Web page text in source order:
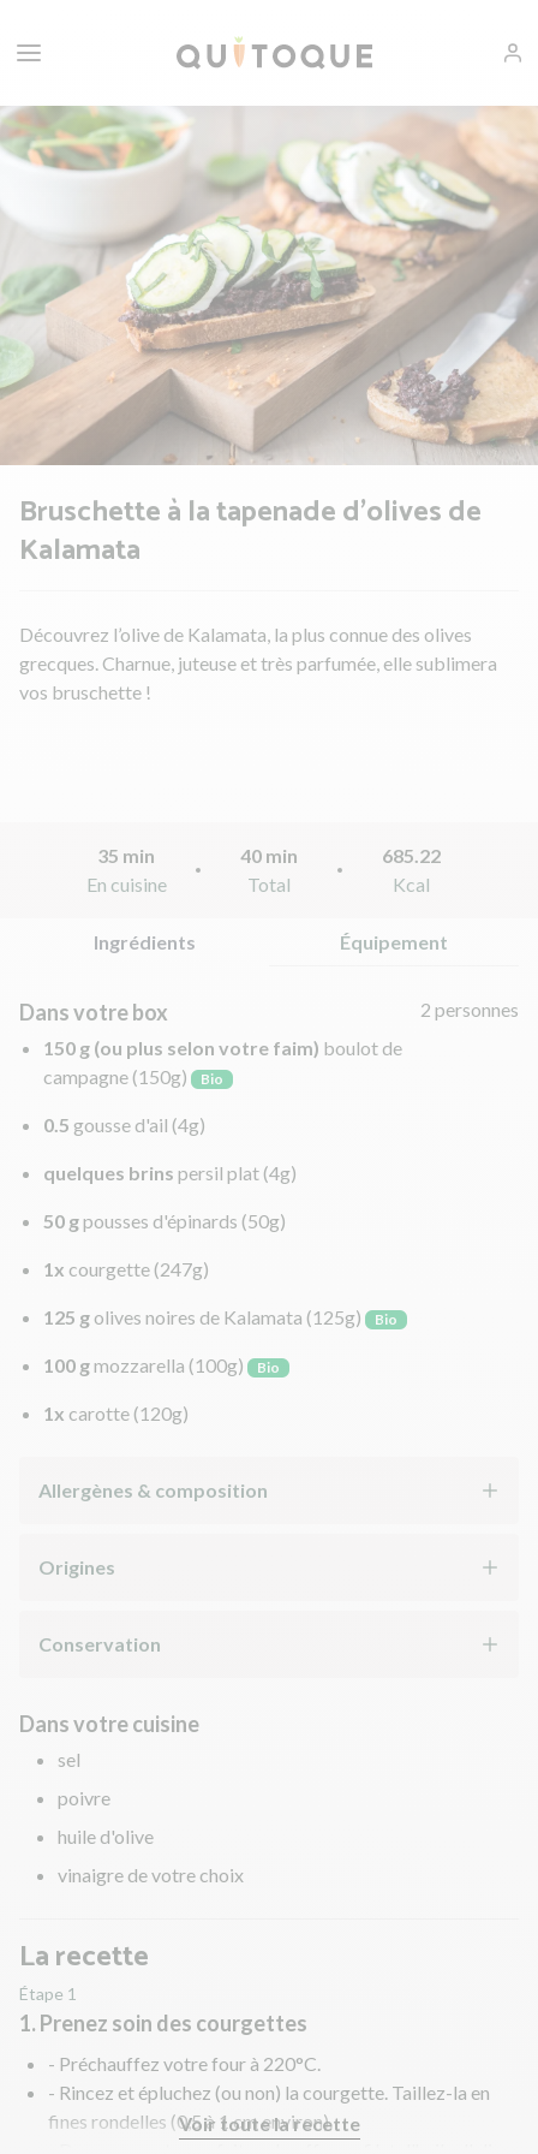
Bruschette à la tapenade d'olives de
Kalamata
Découvrez l’olive de Kalamata, la plus connue des olives
grecques. Charnue, juteuse et très parfumée, elle sublimera
vos bruschette !
35 min
En cuisine
40 min
Total
685.22
Kcal
Ingrédients Équipement
Dans votre box
2 personnes
150 g (ou plus selon votre faim) boulot de
campagne (150g) Bio
0.5 gousse d'ail (4g)
quelques brins persil plat (4g)
50 gpousses d'épinards (50g)
1x courgette (247g)
125 g olives noires de Kalamata (125g) Bio
100 gmozzarella (100g) Bio
1x carotte (120g)
Allergènes & composition
Origines
Conservation
Dans votre cuisine
sel
poivre
huile d'olive
vinaigre de votre choix
La recette
Étape 1
1. Prenez soin des courgettes
- Préchauffez votre four à 220°C.
- Rincez et épluchez (ou non) la courgette. Taillez-la en
fines rondelles (0,5 à 1 cm environ).
Voir toute la recette